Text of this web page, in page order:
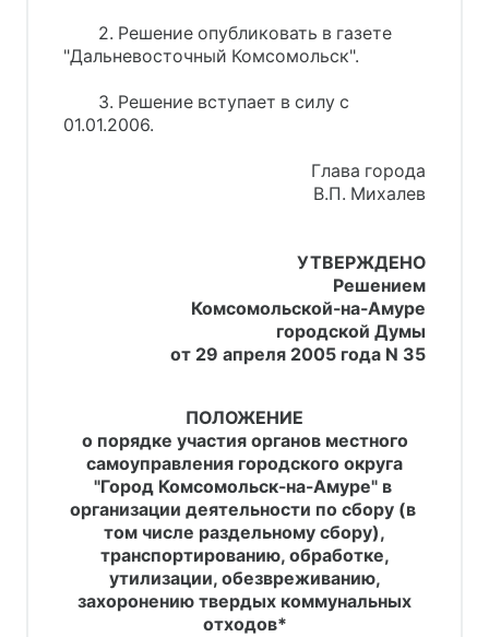
2. Решение опубликовать в газете
"Дальневосточный Комсомольск".
3. Решение вступает в силу с
01.01.2006.
Глава города
В.П. Михалев
УТВЕРЖДЕНО
Решением
Комсомольской-на-Амуре
городской Думы
от 29 апреля 2005 года N 35
ПОЛОЖЕНИЕ
о порядке участия органов местного
самоуправления городского округа
"Город Комсомольск-на-Амуре" в
организации деятельности по сбору (в
том числе раздельному сбору),
транспортированию, обработке,
утилизации, обезвреживанию,
захоронению твердых коммунальных
отходов*